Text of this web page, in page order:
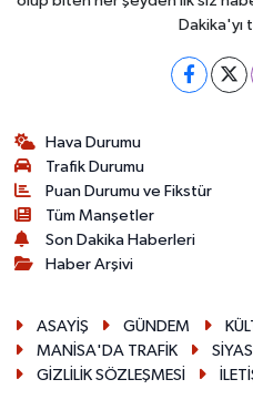
Dakika'yı
Hava Durumu
Trafik Durumu
Puan Durumu ve Fikstür
Tüm Manşetler
Son Dakika Haberleri
Haber Arşivi
ASAYİŞ GÜNDEM
MANİSA'DA TRAFİK
GİZLİLİK SÖZLEŞMESİ